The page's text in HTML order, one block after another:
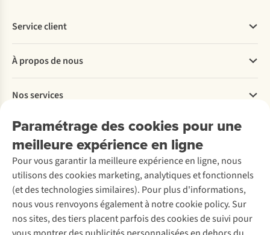
Paramétrage des cookies pour une
meilleure expérience en ligne
Pour vous garantir la meilleure expérience en ligne, nous
utilisons des cookies marketing, analytiques et fonctionnels
(et des technologies similaires). Pour plus d'informations,
nous vous renvoyons également à notre cookie policy. Sur
nos sites, des tiers placent parfois des cookies de suivi pour
Service client
Commander
Payer
Livraison
Rétractation d'une commande
Entretien & réparations
Garantie
Contactez-nous
À propos de nous
Explore More
À propos d’Ayacucho
Nos magasins
À propos d’A.S.Adventure
Déclaration d'accessibilité
Nos services
Location / Location sports d’hiver
Entretien de ski
Service de lavage
Entretien de chaussures
Réparation de chaussures
Réparation de vêtements
Retouches
Découvrez
A.S.Magazine
Explore Camp
Gear Check
Expertise & conseils
Abonnez-vous à la newsletter